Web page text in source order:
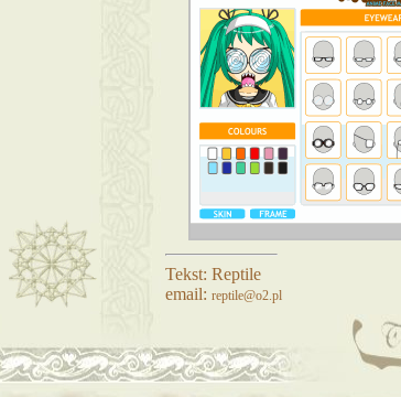
Tekst: Reptile
email: reptile@o2.pl